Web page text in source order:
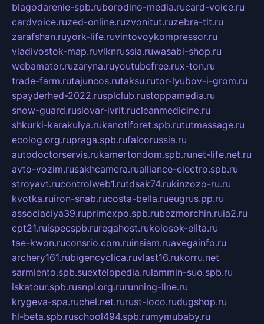
blagodarenie-spb.ruborodino-media.rucard-voice.ru
cardvoice.ruzed-online.ruzvonitut.ruzebra-tlt.ru
zarafshan.ruyork-life.ruvintovoykompressor.ru
vladivostok-map.ruvlknrussia.ruwasabi-shop.ru
webamator.ruzaryna.ruyoutubefree.rux-ton.ru
trade-farm.rutajuncos.rutaksu.rutor-lyubov-i-grom.ru
spayderhed-2022.rusplclub.rustoppamedia.ru
snow-guard.ruslovar-ivrit.rucleanmedicine.ru
shkurki-karakulya.rukanotiforet.spb.rututmassage.ru
ecolog.org.rupraga.spb.rufalcorussia.ru
autodoctorservis.rukamertondom.spb.runet-life.net.ru
avto-vozim.rusakhcamera.rualliance-electro.spb.ru
stroyavt.rucontrolweb1.rutdsak74.rukinzozo-ru.ru
kvotka.ruiron-snab.rucosta-bella.rueugrus.pp.ru
associaciya39.ruprimexpo.spb.rubezmorchin.ruia2.ru
cpt21.ruispecspb.ruregahost.rukolosok-elita.ru
tae-kwon.ruconsrio.com.ruinsiam.ruavegainfo.ru
archery161.rubigencyclica.ruvlast16.rukorru.net
sarmiento.spb.suextelopedia.rulammin-suo.spb.ru
iskatour.spb.rusnpi.org.rurunning-line.ru
krygeva-spa.ruchel.net.rurust-loco.rudugshop.ru
hl-beta.spb.ruschool494.spb.rumymubaby.ru